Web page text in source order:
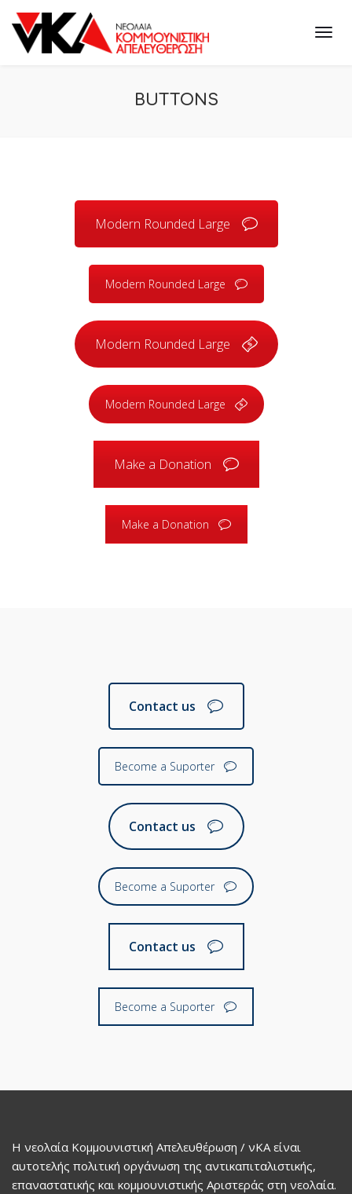
BUTTONS
Modern Rounded Large
Modern Rounded Large
Modern Rounded Large
Modern Rounded Large
Make a Donation
Make a Donation
Contact us
Become a Suporter
Contact us
Become a Suporter
Contact us
Become a Suporter
Η νεολαία Κομμουνιστική Απελευθέρωση / νΚΑ είναι
αυτοτελής πολιτική οργάνωση της αντικαπιταλιστικής,
επαναστατικής και κομμουνιστικής Αριστεράς στη νεολαία.